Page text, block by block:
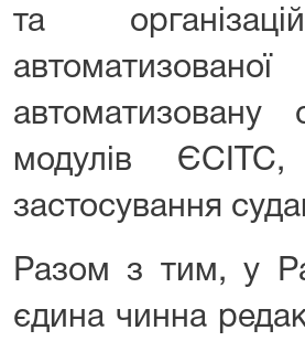
та
автоматизовану
модулів
застосування
Разом з тим, у
єдина чинна